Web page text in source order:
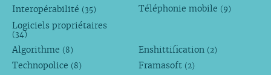
Interopérabilité (35)
Logiciels propriétaires
(34)
Téléphonie mobile (9)
Algorithme (8)
Technopolice (8)
Enshittification (2)
Framasoft (2)